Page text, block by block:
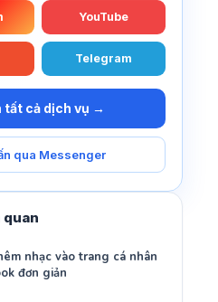
YouTube
Telegram
tất cả dịch vụ →
qua Messenger
quan
nhạc vào trang cá nhân
đơn giản